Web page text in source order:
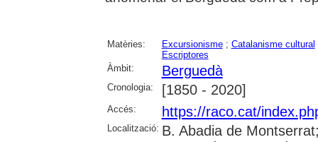
Matèries: Excursionisme; Catalanisme cultural
Escriptores
Àmbit:
Berguedà
Cronologia: [1850 - 2020]
Accés: https://raco.cat/
Localització: B. Abadia de